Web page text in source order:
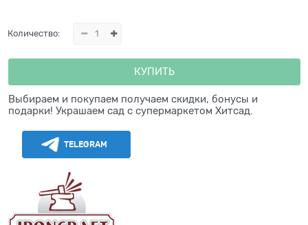
Количество:
КУПИТЬ
Выбираем и покупаем получаем скидки, бонусы и
подарки! Украшаем сад с супермаркетом Хитсад.
TELEGRAM